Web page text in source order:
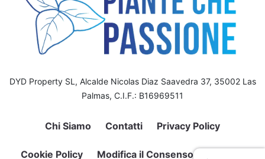
DYD Property SL, Alcalde Nicolas Diaz Saavedra 37, 35002 Las
Palmas, C.I.F.: B16969511
Chi Siamo Contatti Privacy Policy
Cookie Policy Modifica il Consenso sui Cookie